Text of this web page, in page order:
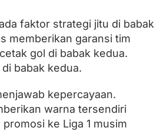
faktor strategi jitu di babak
memberikan garansi tim
gol di babak kedua.
babak kedua.
kepercayaan.
warna tersendiri
ke Liga 1 musim